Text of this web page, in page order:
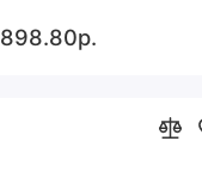
898.80р.